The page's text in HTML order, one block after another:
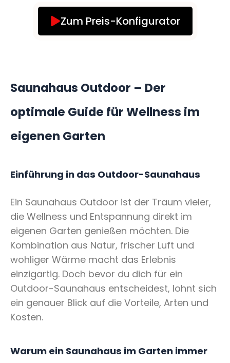
Zum Preis-Konfigurator
Saunahaus Outdoor – Der
optimale Guide für Wellness im
eigenen Garten
Einführung in das Outdoor-Saunahaus
Ein Saunahaus Outdoor ist der Traum vieler,
die Wellness und Entspannung direkt im
eigenen Garten genießen möchten. Die
Kombination aus Natur, frischer Luft und
wohliger Wärme macht das Erlebnis
einzigartig. Doch bevor du dich für ein
Outdoor-Saunahaus entscheidest, lohnt sich
ein genauer Blick auf die Vorteile, Arten und
Kosten.
Warum ein Saunahaus im Garten immer